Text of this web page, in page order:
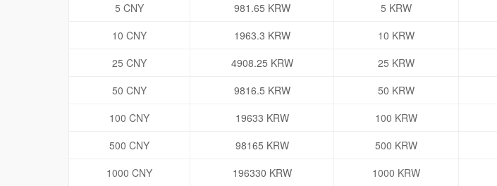
5 CNY
981.65 KRW 5 KRW
10 CNY
1963.3 KRW 10 KRW
25 CNY
4908.25 KRW 25 KRW
50 CNY
9816.5 KRW 50 KRW
100 CNY
19633 KRW 100 KRW
500 CNY
98165 KRW 500 KRW
1000 CNY
196330 KRW 1000 KRW